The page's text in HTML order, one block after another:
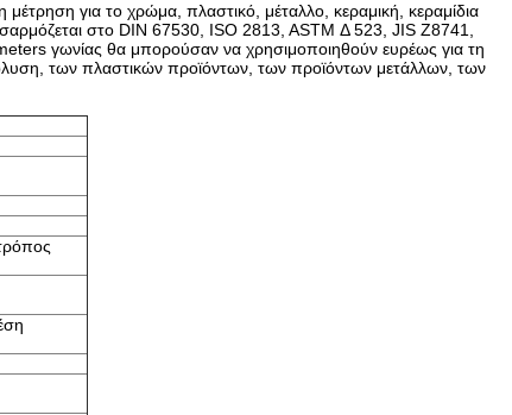
μέτρηση για το χρώμα, πλαστικό, μέταλλο, κεραμική, κεραμίδια
στο DIN 67530, ISO 2813, ASTM Δ 523, JIS Z8741,
γωνίας θα μπορούσαν να χρησιμοποιηθούν ευρέως για τη
των πλαστικών προϊόντων, των προϊόντων μετάλλων, των